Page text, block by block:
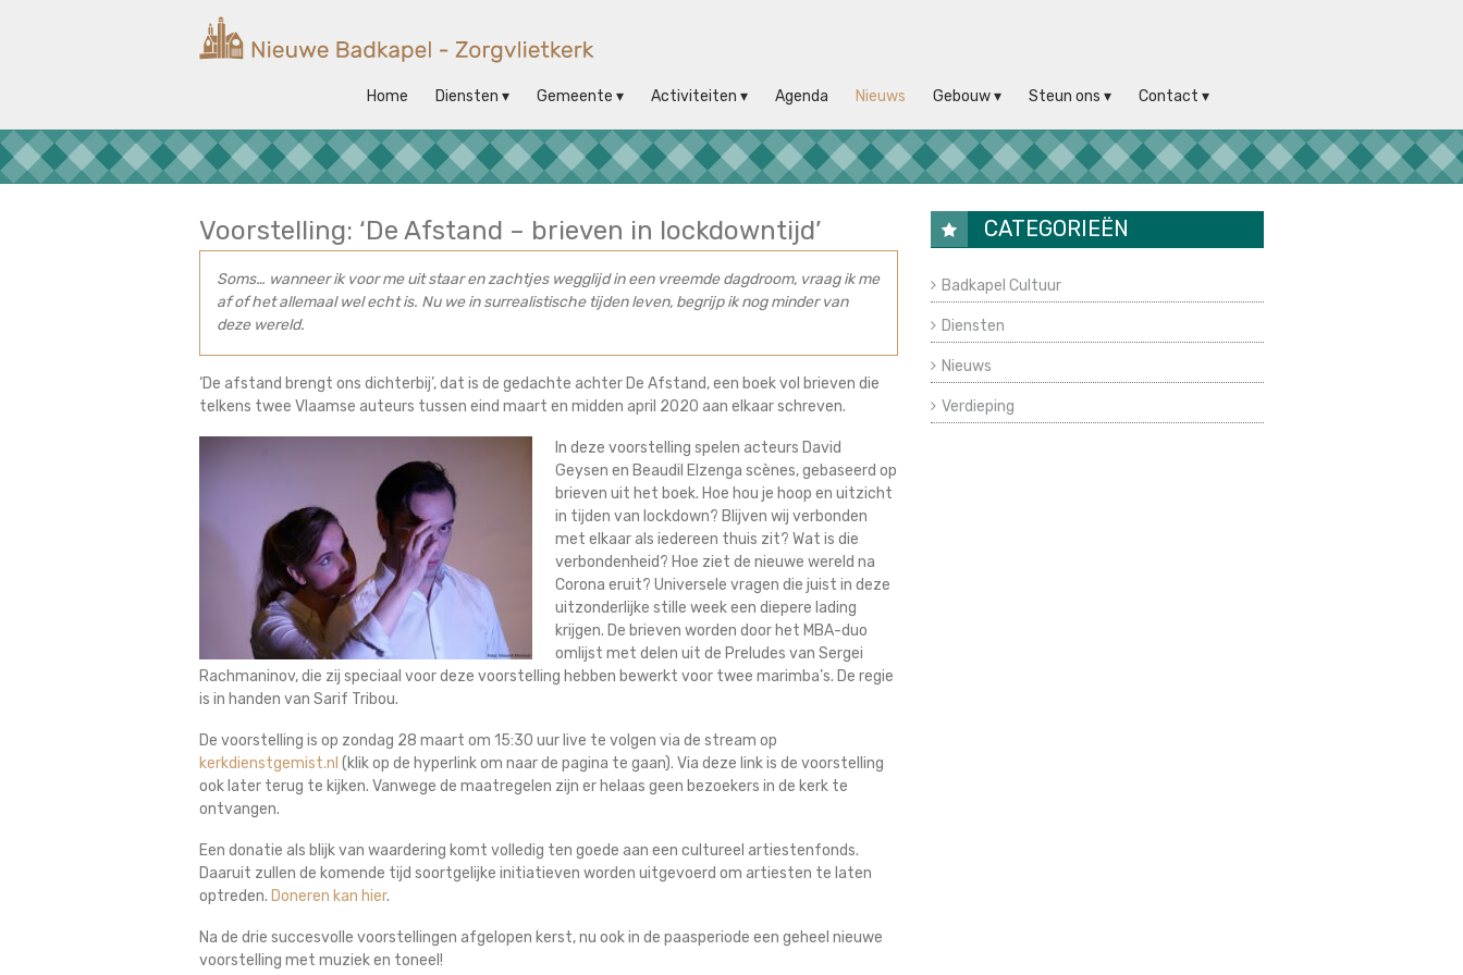
Nieuwe
op
Scheveningen
Home Diensten Gemeente Activiteiten Agenda Nieuws Gebouw Steun ons Contact
Voorstelling: ‘De Afstand – brieven in lockdowntijd’
Soms… wanneer ik voor me uit staar en zachtjes wegglijd in een vreemde dagdroom, vraag ik me
af of het allemaal wel echt is. Nu we in surrealistische tijden leven, begrijp ik nog minder van
deze wereld.
‘De afstand brengt ons dichterbij’, dat is de gedachte achter De Afstand, een boek vol brieven die
telkens twee Vlaamse auteurs tussen eind maart en midden april 2020 aan elkaar schreven.
In deze voorstelling spelen acteurs David
Geysen en Beaudil Elzenga scènes, gebaseerd op
brieven uit het boek. Hoe hou je hoop en uitzicht
in tijden van lockdown? Blijven wij verbonden
met elkaar als iedereen thuis zit? Wat is die
verbondenheid? Hoe ziet de nieuwe wereld na
Corona eruit? Universele vragen die juist in deze
uitzonderlijke stille week een diepere lading
krijgen. De brieven worden door het MBA-duo
omlijst met delen uit de Preludes van Sergei
Rachmaninov, die zij speciaal voor deze voorstelling hebben bewerkt voor twee marimba’s. De regie
is in handen van Sarif Tribou.
De voorstelling is op zondag 28 maart om 15:30 uur live te volgen via de stream op
kerkdienstgemist.nl (klik op de hyperlink om naar de pagina te gaan). Via deze link is de voorstelling
ook later terug te kijken. Vanwege de maatregelen zijn er helaas geen bezoekers in de kerk te
ontvangen.
Een donatie als blijk van waardering komt volledig ten goede aan een cultureel artiestenfonds.
Daaruit zullen de komende tijd soortgelijke initiatieven worden uitgevoerd om artiesten te laten
optreden. Doneren kan hier.
Na de drie succesvolle voorstellingen afgelopen kerst, nu ook in de paasperiode een geheel nieuwe
voorstelling met muziek en toneel!
CATEGORIEËN
Badkapel Cultuur
Diensten
Nieuws
Verdieping